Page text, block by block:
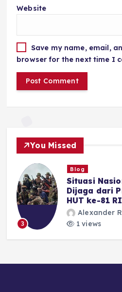
Website
Save my name, email,
browser for the next time I
You Missed
3
Blog
Situasi
Dijaga dari
HUT ke-81 RI
Alexander R
1 views